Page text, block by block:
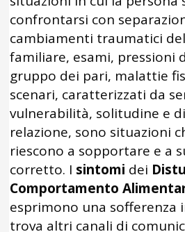
confrontarsi con
cambiamenti traumatici
familiare, esami, pressioni
gruppo dei pari, malattie
scenari, caratterizzati da
vulnerabilità, solitudine e
relazione, sono situazioni
riescono a sopportare e a
corretto. I sintomi dei
Comportamento
esprimono una sofferenza
trova altri canali di